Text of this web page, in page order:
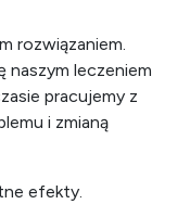
rozwiązaniem.
naszym leczeniem
pracujemy z
i zmianą
efekty.